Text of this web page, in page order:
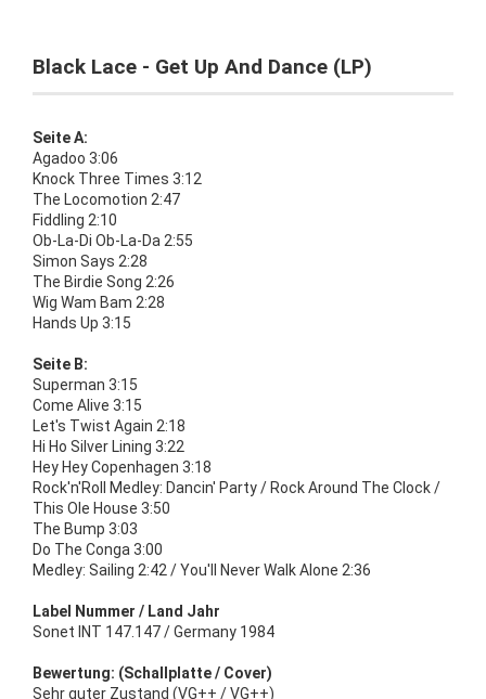
Black Lace - Get Up And Dance (LP)
Seite A:
Agadoo 3:06
Knock Three Times 3:12
The Locomotion 2:47
Fiddling 2:10
Ob-La-Di Ob-La-Da 2:55
Simon Says 2:28
The Birdie Song 2:26
Wig Wam Bam 2:28
Hands Up 3:15
Seite B:
Superman 3:15
Come Alive 3:15
Let's Twist Again 2:18
Hi Ho Silver Lining 3:22
Hey Hey Copenhagen 3:18
Rock'n'Roll Medley: Dancin' Party / Rock Around The Clock /
This Ole House 3:50
The Bump 3:03
Do The Conga 3:00
Medley: Sailing 2:42 / You'll Never Walk Alone 2:36
Label Nummer / Land Jahr
Sonet INT 147.147 / Germany 1984
Bewertung: (Schallplatte / Cover)
Sehr guter Zustand (VG++ / VG++)